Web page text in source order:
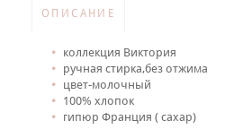
ОПИСАНИЕ
коллекция Виктория
ручная стирка,без отжима
цвет-молочный
100% хлопок
гипюр Франция ( сахар)